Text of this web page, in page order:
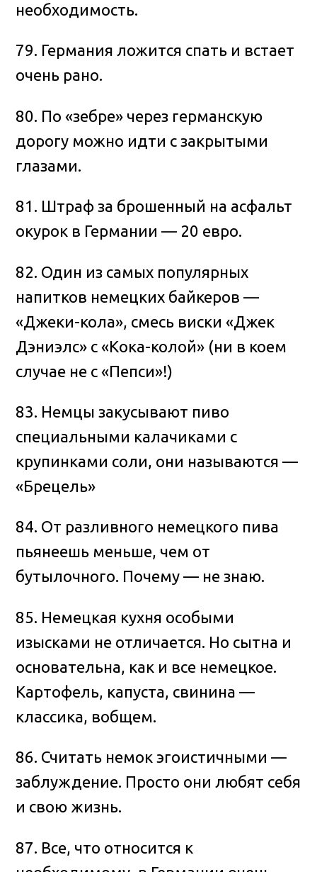
необходимость.
79. Германия ложится спать и встает
очень рано.
80. По «зебре» через германскую
дорогу можно идти с закрытыми
глазами.
81. Штраф за брошенный на асфальт
окурок в Германии — 20 евро.
82. Один из самых популярных
напитков немецких байкеров —
«Джеки-кола», смесь виски «Джек
Дэниэлс» с «Кока-колой» (ни в коем
случае не с «Пепси»!)
83. Немцы закусывают пиво
специальными калачиками с
крупинками соли, они называются —
«Брецель»
84. От разливного немецкого пива
пьянеешь меньше, чем от
бутылочного. Почему — не знаю.
85. Немецкая кухня особыми
изысками не отличается. Но сытна и
основательна, как и все немецкое.
Картофель, капуста, свинина —
классика, вобщем.
86. Считать немок эгоистичными —
заблуждение. Просто они любят себя
и свою жизнь.
87. Все, что относится к